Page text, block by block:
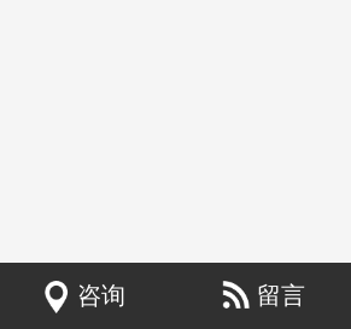
咨询 留言